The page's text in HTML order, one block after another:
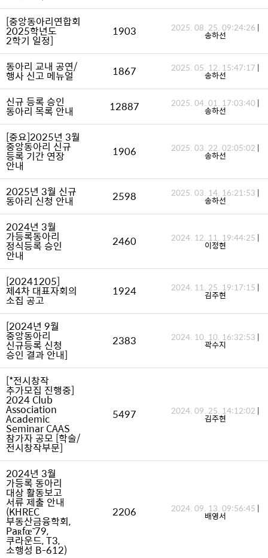
[중앙동아리연합회
2025학년도
2학기 일정]
1903 2025. 08. 25. 09:24:26 |
송하선
동아리 교내 공연/
행사 신고 메뉴얼 1867 2025. 05. 12. 15:47:17 |
송하선
신규 등록 승인
동아리 목록 안내 12887 2025. 04. 01. 17:03:40|
송하선
[중요]2025년 3월
중앙동아리 신규
등록 기간 연장
안내
1906 2025. 03. 22. 02:05:02 |
송하선
2025년 3월 신규
동아리 신청 안내 2598 2025. 03. 14. 16:21:53 |
송하선
2024년 3월
가등록동아리
정식등록 승인
안내
2460 2024. 12. 11. 19:44:25 |
이정현
[20241205]
제4차 대표자회의
소집 공고
1924 2024. 11. 25. 19:17:15 |
김주현
[2024년 9월
중앙동아리
신규등록 신청
승인 결과 안내]
2383 2024. 10. 10. 16:32:53 |
곽수지
[*전시창작
추가모집 진행중]
2024 Club
Association
Academic
Seminar CAAS
참가자 공모 [학술/
전시창작부문]
5497 2024. 09. 25. 14:12:02 |
김주현
2024년 3월
가등록 동아리
대상 활동보고
서류 제출 안내
(KHREC
부동산금융학회,
Paʀfœ̃ 79,
쿠라운드, T3,
소행성 B-612)
2206 2024. 09. 13. 09:56:45 |
배영서